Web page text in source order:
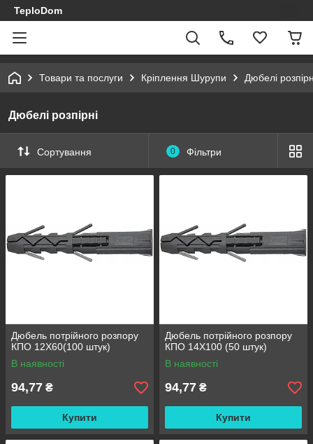
TeploDom
Товари та послуги Кріплення Шурупи Дюбелі
Дюбелі розпірні
Сортування 0 Фільтри
Дюбель потрійного розпору
КПО 12X60(100 штук)
В наявності
94,77 ₴
Купити
Дюбель потрійного розпору
КПО 14X100 (50 штук)
В наявності
94,77 ₴
Купити